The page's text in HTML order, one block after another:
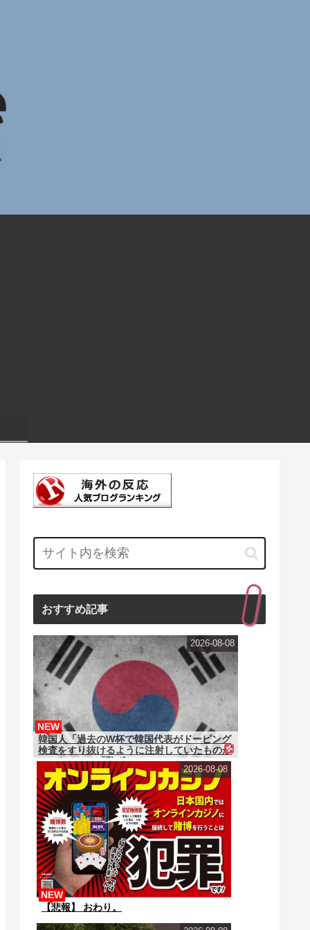
おすすめ記事
韓国人「過去のW杯で韓国代表がドーピング
検査をすり抜けるように注射していたものが
こちら…」→「恥ずか...
NEW
2026-08-08
【悲報】 おわり。
NEW
2026-08-08